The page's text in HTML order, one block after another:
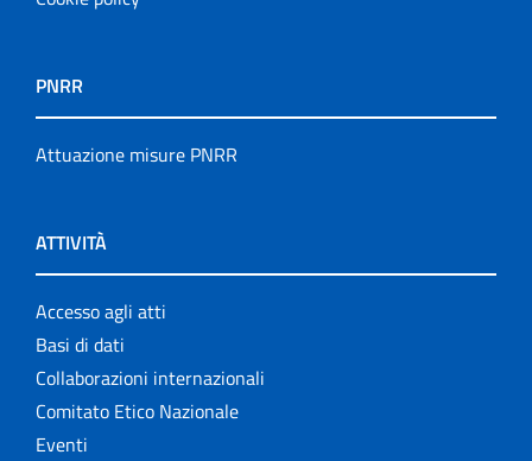
PNRR
Attuazione misure PNRR
ATTIVITÀ
Accesso agli atti
Basi di dati
Collaborazioni internazionali
Comitato Etico Nazionale
Eventi